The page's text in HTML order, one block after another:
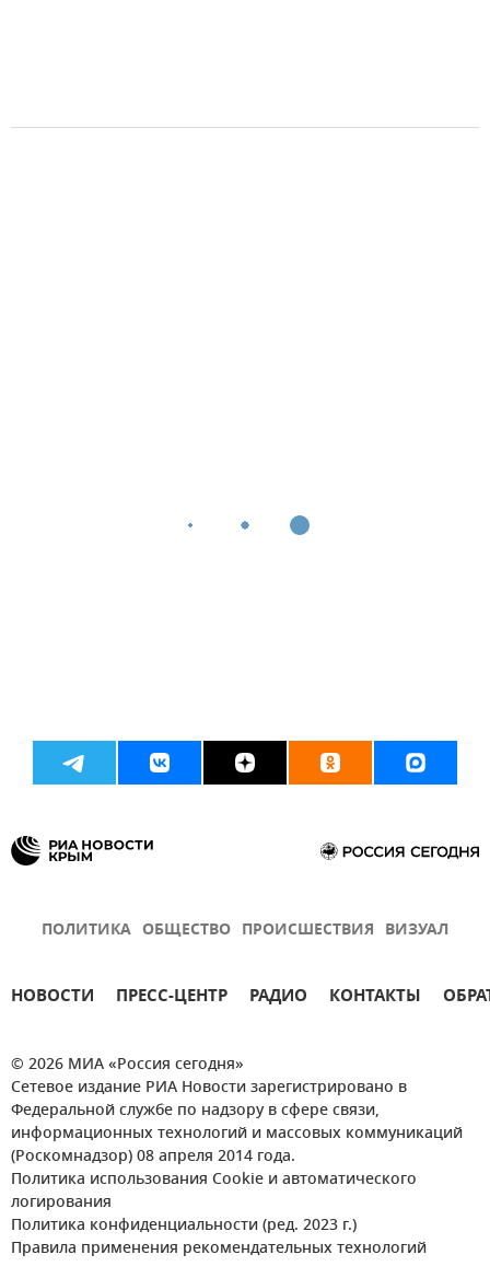
ПОЛИТИКА ОБЩЕСТВО ПРОИСШЕСТВИЯ ВИЗУАЛ
НОВОСТИ ПРЕСС-ЦЕНТР РАДИО КОНТАКТЫ
© 2026 МИА «Россия сегодня»
Сетевое издание РИА Новости зарегистрировано в
Федеральной службе по надзору в сфере связи,
информационных технологий и массовых коммуникаций
(Роскомнадзор) 08 апреля 2014 года.
Политика использования Cookie и автоматического
логирования
Политика конфиденциальности (ред. 2023 г.)
Правила применения рекомендательных технологий